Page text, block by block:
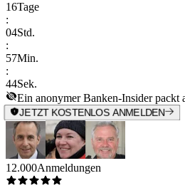
16Tage
:
04Std.
:
57Min.
:
44Sek.
Ein anonymer Banken-Insider packt
JETZT KOSTENLOS ANMELDEN
12.000Anmeldungen